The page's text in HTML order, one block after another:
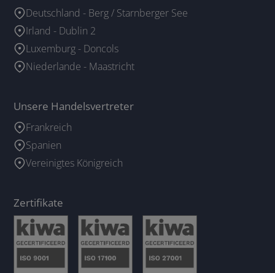
Deutschland - Berg / Starnberger See
Irland - Dublin 2
Luxemburg - Doncols
Niederlande - Maastricht
Unsere Handelsvertreter
Frankreich
Spanien
Vereinigtes Königreich
Zertifikate